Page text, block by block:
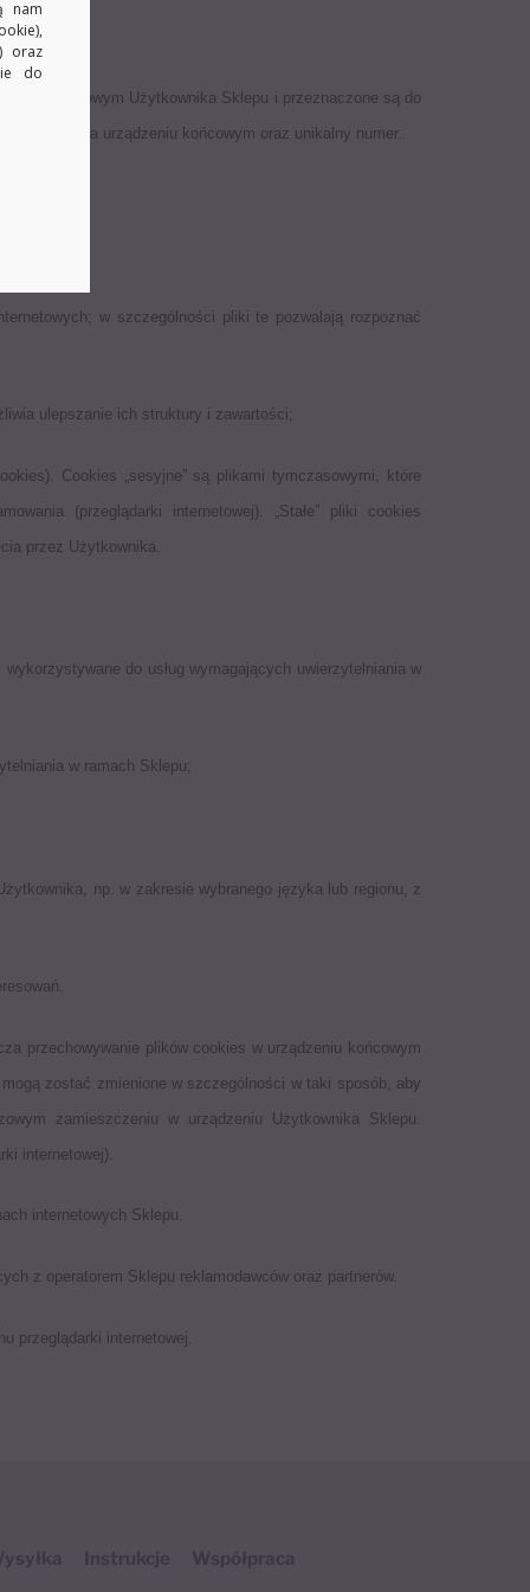
końcowym Użytkownika Sklepu i przeznaczone są do
ich na urządzeniu końcowym oraz unikalny numer.
Sklepu.
w szczególności pliki te pozwalają rozpoznać
ulepszanie ich struktury i zawartości;
Cookies „sesyjne” są plikami tymczasowymi, które
(przeglądarki internetowej). „Stałe” pliki cookies
przez Użytkownika.
do usług wymagających uwierzytelniania w
w ramach Sklepu;
np. w zakresie wybranego języka lub regionu, z
przechowywanie plików cookies w urządzeniu końcowym
zostać zmienione w szczególności w taki sposób, aby
zamieszczeniu w urządzeniu Użytkownika Sklepu.
internetowej).
internetowych Sklepu.
z operatorem Sklepu reklamodawców oraz partnerów.
przeglądarki internetowej.
nam
oraz
do